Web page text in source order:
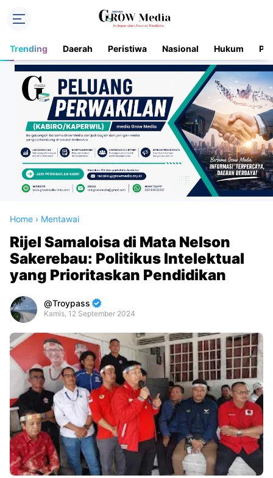
Trending Daerah Peristiwa Nasional Hukum
Home › Mentawai
Rijel Samaloisa di Mata Nelson
Sakerebau: Politikus Intelektual
yang Prioritaskan Pendidikan
Troypass
Kamis, 12 September 2024
Premium
By
Raushan
Design
With
Shroff
Templates